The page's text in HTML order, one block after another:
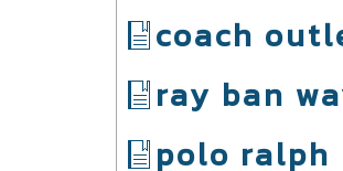
coach
ray ban
polo ralph